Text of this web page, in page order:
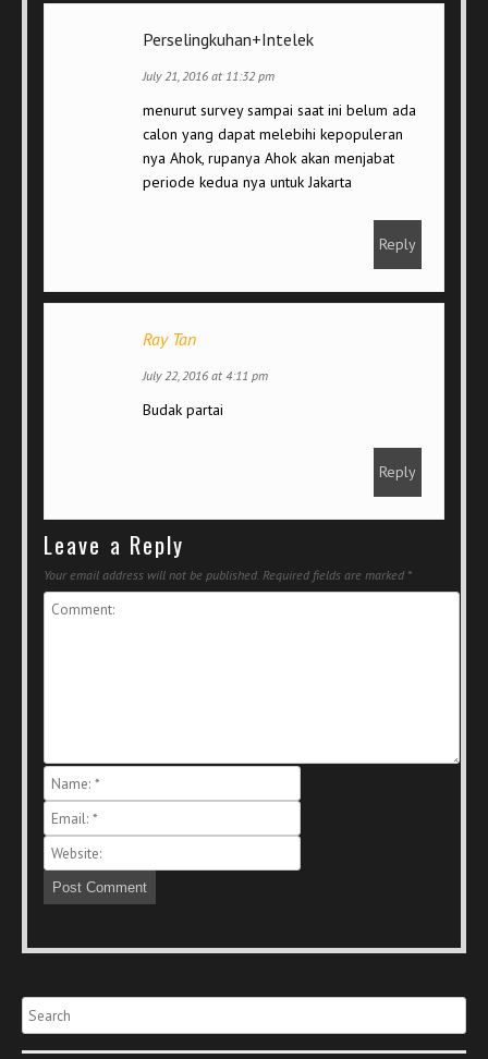
Perselingkuhan+Intelek
July 21, 2016 at 11:32 pm
menurut survey sampai saat ini belum ada
calon yang dapat melebihi kepopuleran
nya Ahok, rupanya Ahok akan menjabat
periode kedua nya untuk Jakarta
Reply
Ray Tan
July 22, 2016 at 4:11 pm
Budak partai
Reply
Leave a Reply
Your email address will not be published. Required fields are marked *
Search